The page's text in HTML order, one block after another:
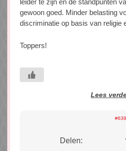
gewoon goed. Minder belasting
discriminatie op basis van religie
Toppers!
Lees
Delen: